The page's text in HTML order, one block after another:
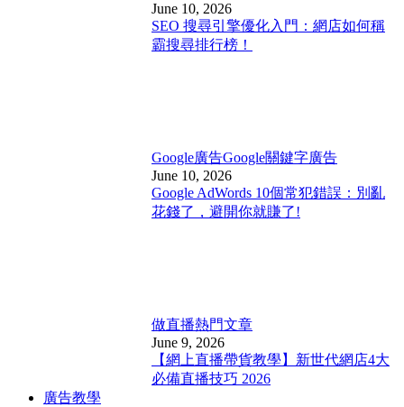
June 10, 2026
SEO 搜尋引擎優化入門：網店如何稱
霸搜尋排行榜！
Google廣告Google關鍵字廣告
June 10, 2026
Google AdWords 10個常犯錯誤：別亂
花錢了，避開你就賺了!
做直播熱門文章
June 9, 2026
【網上直播帶貨教學】新世代網店4大
必備直播技巧 2026
廣告教學